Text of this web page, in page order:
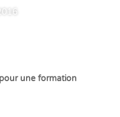
une formation